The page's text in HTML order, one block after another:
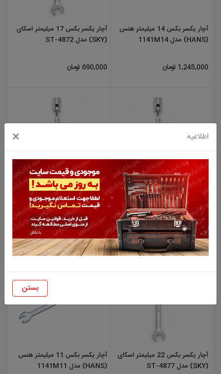
آچار یکسر بکس 14 میلیمتر هنس
(HANS) مدل 1141M14
1,245,000 تومان
آچار یکسر بکس 17 میلیمتر اسکای
(SKY) مدل ST-4872
690,000 تومان
آچار یکسر بکس 18 میلیمتر اسکای
(SKY) مدل ST-4873
715,000 تومان
آچار یکسر بکس 19 میلیمتر اسکای
765,000 تومان
آچار یکسر بکس 22 میلیمتر اسکای
(SKY) مدل ST-4877
آچار یکسر بکس 11 میلیمتر هنس
(HANS) مدل 1141M11
اطلاعیه ×
بستن